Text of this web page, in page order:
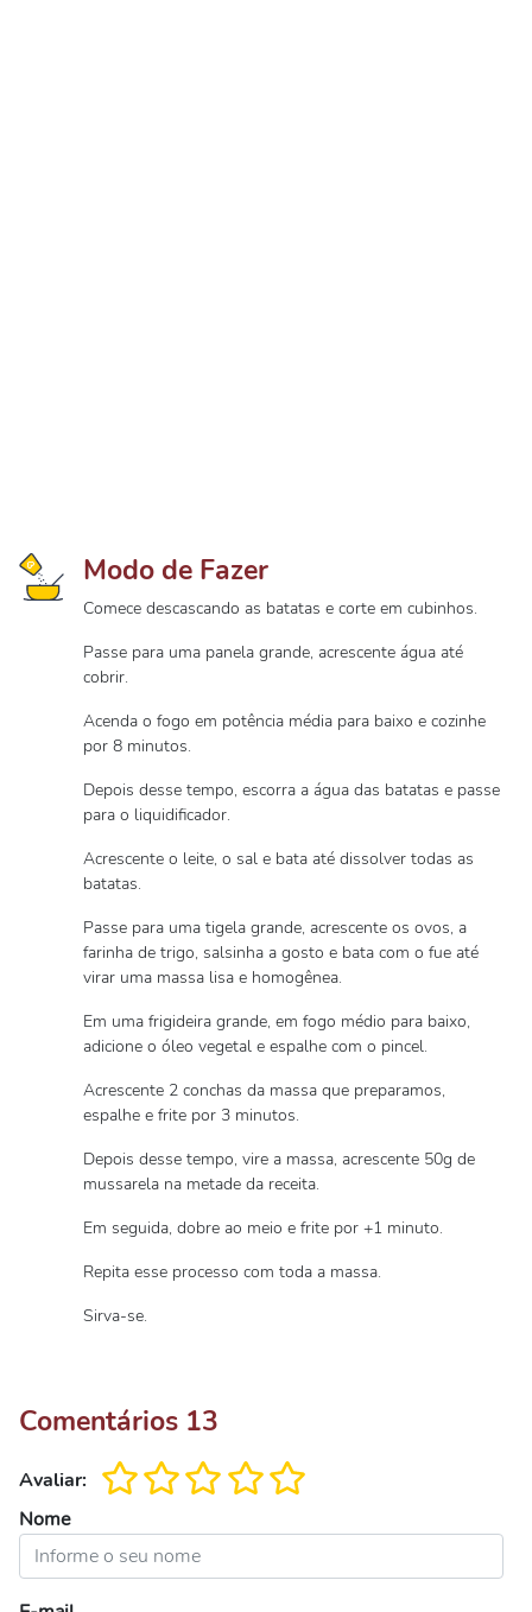
Modo de Fazer
Comece descascando as batatas e corte em cubinhos.
Passe para uma panela grande, acrescente água até
cobrir.
Acenda o fogo em potência média para baixo e cozinhe
por 8 minutos.
Depois desse tempo, escorra a água das batatas e passe
para o liquidificador.
Acrescente o leite, o sal e bata até dissolver todas as
batatas.
Passe para uma tigela grande, acrescente os ovos, a
farinha de trigo, salsinha a gosto e bata com o fue até
virar uma massa lisa e homogênea.
Em uma frigideira grande, em fogo médio para baixo,
adicione o óleo vegetal e espalhe com o pincel.
Acrescente 2 conchas da massa que preparamos,
espalhe e frite por 3 minutos.
Depois desse tempo, vire a massa, acrescente 50g de
mussarela na metade da receita.
Em seguida, dobre ao meio e frite por +1 minuto.
Repita esse processo com toda a massa.
Sirva-se.
Comentários 13
Avaliar:
Nome